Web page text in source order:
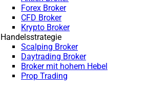
Forex Broker
CFD Broker
Krypto Broker
Handelsstrategie
Scalping Broker
Daytrading Broker
Broker mit hohem Hebel
Prop Trading